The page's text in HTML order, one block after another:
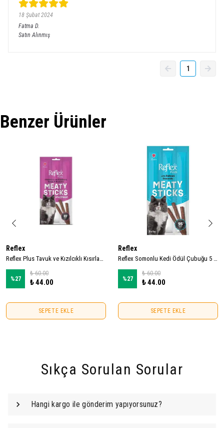
18 Şubat 2024
Fatma D.
Satın Alınmış
1
Benzer Ürünler
Reflex
Reflex Plus Tavuk ve Kızılcıklı Kısırlaştırılmış Kedi Ödül Çubuğu 15gr (3'lü)
%27
₺ 60.00
₺ 44.00
SEPETE EKLE
Reflex
Reflex Somonlu Kedi Ödül Çubuğu 5 Gr (3 Adet)
%27
₺ 60.00
₺ 44.00
SEPETE EKLE
Sıkça Sorulan Sorular
Hangi kargo ile gönderim yapıyorsunuz?